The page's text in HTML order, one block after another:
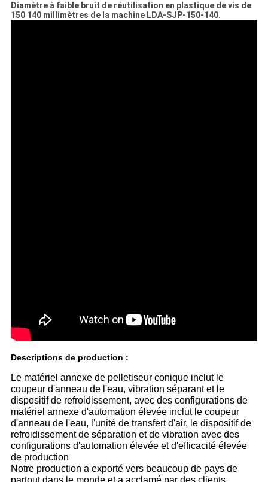
Diamètre à faible bruit de réutilisation en plastique de vis de
150 140 millimètres de la machine LDA-SJP-150-140.
Descriptions de production :
Le matériel annexe de pelletiseur conique inclut le
coupeur d'anneau de l'eau, vibration séparant et le
dispositif de refroidissement, avec des configurations de
matériel annexe d'automation élevée inclut le coupeur
d'anneau de l'eau, l'unité de transfert d'air, le dispositif de
refroidissement de séparation et de vibration avec des
configurations d'automation élevée et d'efficacité élevée
de production
Notre production a exporté vers beaucoup de pays de